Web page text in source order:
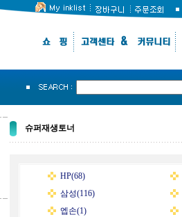
슈퍼재생토너
HP(68)
삼성(116)
엡손(1)